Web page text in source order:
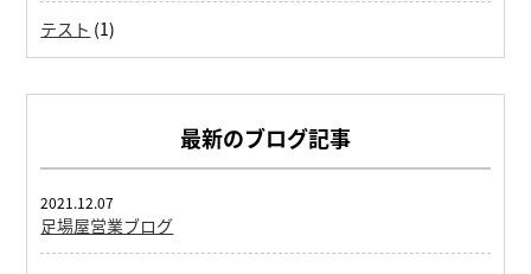
テスト (1)
最新のブログ記事
足場屋営業ブログ
2021.12.07